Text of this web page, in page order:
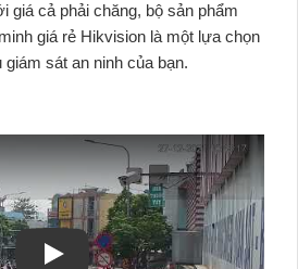
giá cả phải chăng, bộ sản phẩm
giá rẻ Hikvision là một lựa chọn
sát an ninh của bạn.